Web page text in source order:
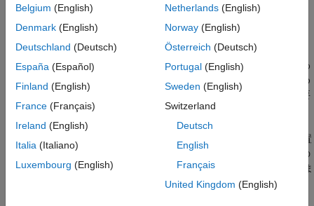
または
60∘
の範囲で報告されます。ただし、追従は一般に矩形座標系で行わ
れるため、球面座標系の測定を矩形座標系の状態に変換するため
に必要な非線形変換を処理できる非線形フィルターの使用が必要
になります。
この例では、等速モデルを使用して、ターゲットの 3 次元の位置
と速度を追従します。このオブジェクトの状態を追従するための
非線形フィルターとして拡張カルマン フィルターを使用していま
す。このフィルターでは、この追従の演習においては、方位角 (
Belgium (English)
Denmark (English)
Deutschland (Deutsch)
España (Español)
Finland (English)
France (Français)
Ireland (English)
Italia (Italiano)
Luxembourg (English)
Netherlands(English)
Norway(English)
Österreich (Deutsch)
Portugal(English)
Sweden (English)
Switzerland
Deutsch
English
Français
United Kingdom (English)